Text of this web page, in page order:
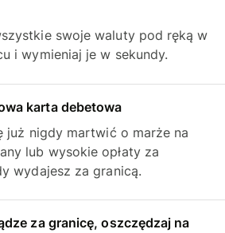
swoje waluty pod ręką w
i wymieniaj je w sekundy.
karta debetowa
już nigdy martwić o marże na
lub wysokie opłaty za
wydajesz za granicą.
za granicę, oszczędzaj na